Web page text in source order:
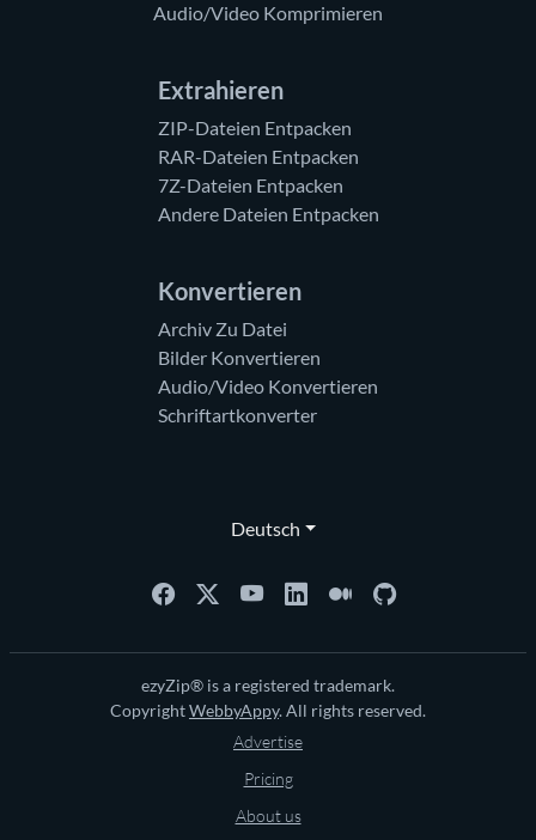
Audio/Video Komprimieren
Extrahieren
ZIP-Dateien Entpacken
RAR-Dateien Entpacken
7Z-Dateien Entpacken
Andere Dateien Entpacken
Konvertieren
Archiv Zu Datei
Bilder Konvertieren
Audio/Video Konvertieren
Schriftartkonverter
Deutsch
ezyZip® is a registered trademark.
CopyrightWebbyAppy. All rights reserved.
Advertise
Pricing
About us